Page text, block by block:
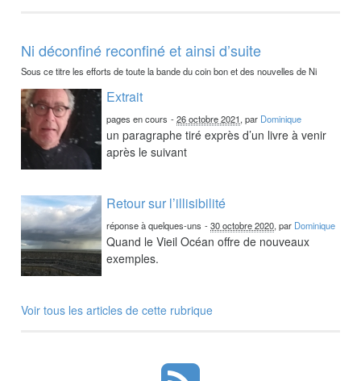
Ni déconfiné reconfiné et ainsi d’suite
Sous ce titre les efforts de toute la bande du coin bon et des nouvelles de Ni
Extrait
pages en cours -26 octobre 2021, par Dominique
un paragraphe tiré exprès d’un livre à venir
après le suivant
Retour sur l’illisibilité
réponse à quelques-uns -30 octobre 2020, par Dominique
Quand le Vieil Océan offre de nouveaux
exemples.
Voir tous les articles de cette rubrique